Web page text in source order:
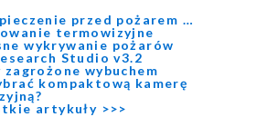
przed pożarem …
termowizyjne
wykrywanie pożarów
Studio v3.2
wybuchem
kompaktową kamerę
artykuły >>>